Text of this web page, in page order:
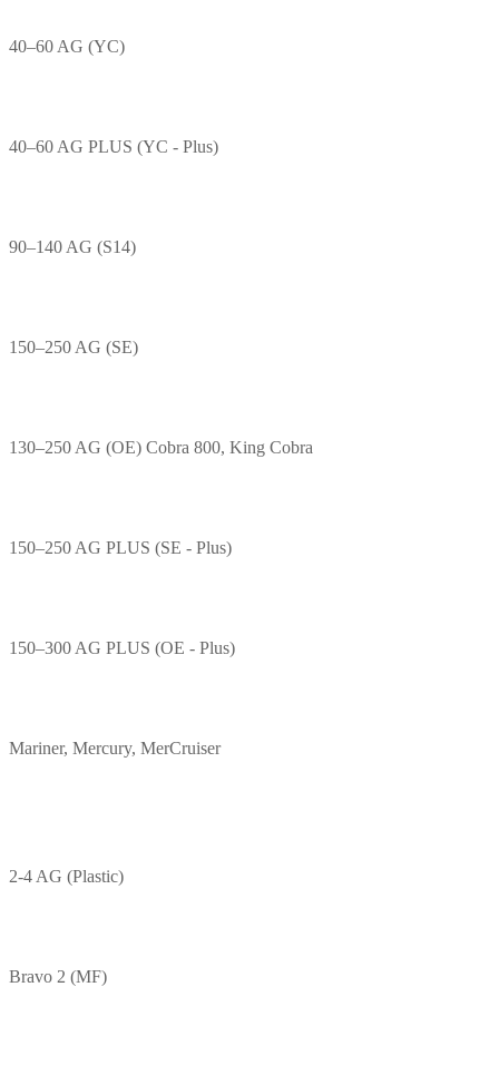
40–60 AG (YC)
40–60 AG PLUS (YC - Plus)
90–140 AG (S14)
150–250 AG (SE)
130–250 AG (OE) Cobra 800, King Cobra
150–250 AG PLUS (SE - Plus)
150–300 AG PLUS (OE - Plus)
Mariner, Mercury, MerCruiser
2-4 AG (Plastic)
Bravo 2 (MF)